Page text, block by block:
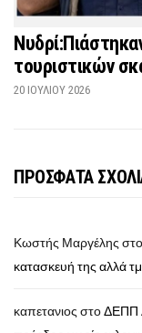
τουριστικών
20 ΙΟΥΛΊΟΥ 2026
ΠΡΟΣΦΑΤΑ
Κωστής Μαργέλης στο
κατασκευή της αλλά
καπετανιος στοΔΕΠΠ